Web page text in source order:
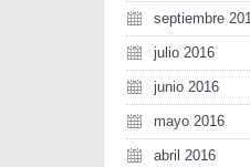
septiembre
julio 2016
junio 2016
mayo 2016
abril 2016